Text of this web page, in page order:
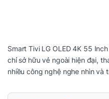
Smart Tivi LG OLED 4K 55
chỉ sở hữu vẻ ngoài hiện đại,
nhiều công nghệ nghe nhìn và